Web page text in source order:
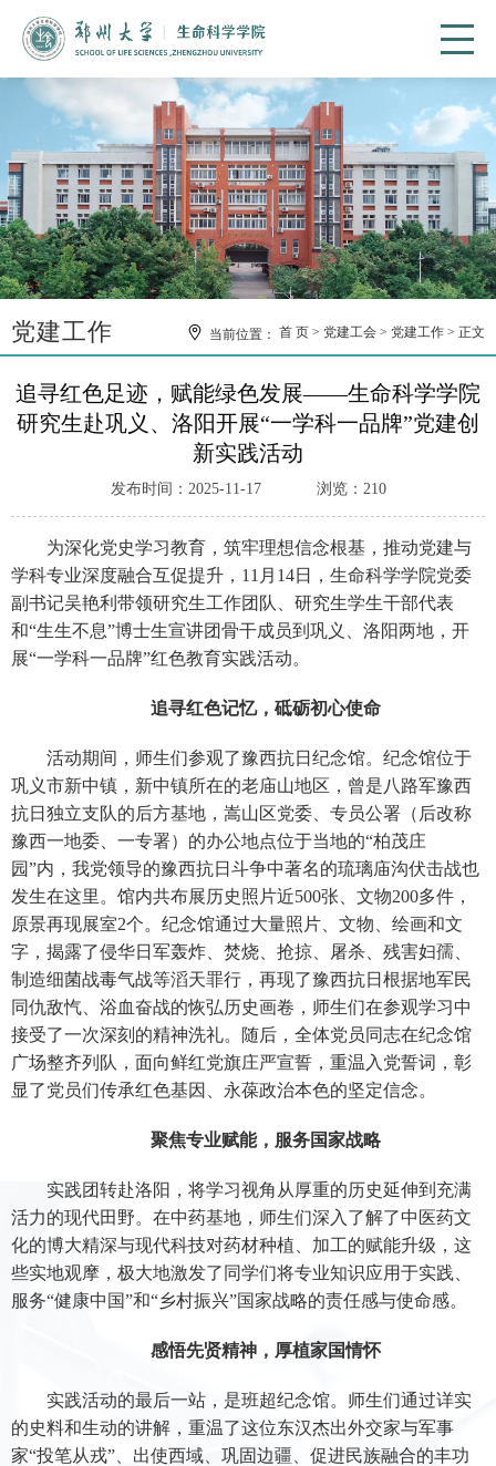
党建工作 当前位置： 首 页 党建工会 党建工作 正文
追寻红色足迹，赋能绿色发展——生命科学学院
研究生赴巩义、洛阳开展“一学科一品牌”党建创
新实践活动
发布时间：2025-11-17 浏览： 210
为深化党史学习教育，筑牢理想信念根基，推动党建与
学科专业深度融合互促提升，11月14日，生命科学学院党委
副书记吴艳利带领研究生工作团队、研究生学生干部代表
和“生生不息”博士生宣讲团骨干成员到巩义、洛阳两地，开
展“一学科一品牌”红色教育实践活动。
追寻红色记忆，砥砺初心使命
活动期间，师生们参观了豫西抗日纪念馆。纪念馆位于
巩义市新中镇，新中镇所在的老庙山地区，曾是八路军豫西
抗日独立支队的后方基地，嵩山区党委、专员公署（后改称
豫西一地委、一专署）的办公地点位于当地的“柏茂庄
园”内，我党领导的豫西抗日斗争中著名的琉璃庙沟伏击战也
发生在这里。馆内共布展历史照片近500张、文物200多件，
原景再现展室2个。纪念馆通过大量照片、文物、绘画和文
字，揭露了侵华日军轰炸、焚烧、抢掠、屠杀、残害妇孺、
制造细菌战毒气战等滔天罪行，再现了豫西抗日根据地军民
同仇敌忾、浴血奋战的恢弘历史画卷，师生们在参观学习中
接受了一次深刻的精神洗礼。随后，全体党员同志在纪念馆
广场整齐列队，面向鲜红党旗庄严宣誓，重温入党誓词，彰
显了党员们传承红色基因、永葆政治本色的坚定信念。
聚焦专业赋能，服务国家战略
实践团转赴洛阳，将学习视角从厚重的历史延伸到充满
活力的现代田野。在中药基地，师生们深入了解了中医药文
化的博大精深与现代科技对药材种植、加工的赋能升级，这
些实地观摩，极大地激发了同学们将专业知识应用于实践、
服务“健康中国”和“乡村振兴”国家战略的责任感与使命感。
感悟先贤精神，厚植家国情怀
实践活动的最后一站，是班超纪念馆。师生们通过详实
的史料和生动的讲解，重温了这位东汉杰出外交家与军事
家“投笔从戎”、出使西域、巩固边疆、促进民族融合的丰功